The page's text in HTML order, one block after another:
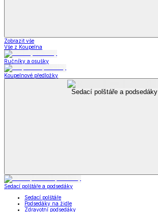
Zobrazit vše
Vše z Koupelna
Ručníky a osušky
Koupelnové předložky
Sedací polštáře a podsedáky
Sedací polštáře a podsedáky
Sedací polštáře
Podsedáky na židle
Zdravotní podsedáky